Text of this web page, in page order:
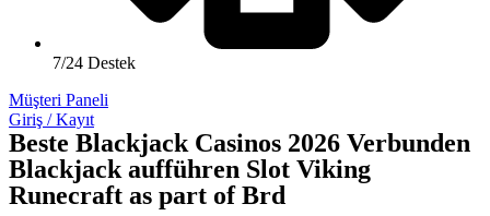
7/24 Destek
Müşteri Paneli
Giriş / Kayıt
Beste Blackjack Casinos 2026 Verbunden
Blackjack aufführen Slot Viking
Runecraft as part of Brd